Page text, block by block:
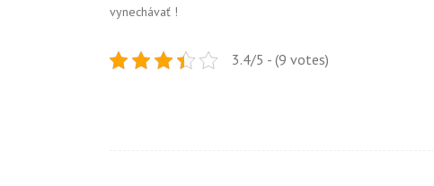
vynechávať !
3.4/5 - (9 votes)